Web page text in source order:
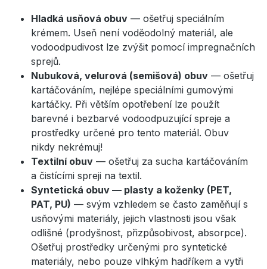
Hladká usňová obuv — ošetřuj speciálním
krémem. Useň není voděodolný materiál, ale
vodoodpudivost lze zvýšit pomocí impregnačních
sprejů.
Nubuková, velurová (semišová) obuv — ošetřuj
kartáčováním, nejlépe speciálními gumovými
kartáčky. Při větším opotřebení lze použít
barevné i bezbarvé vodoodpuzující spreje a
prostředky určené pro tento materiál. Obuv
nikdy nekrémuj!
Textilní obuv — ošetřuj za sucha kartáčováním
a čistícími spreji na textil.
Syntetická obuv — plasty a koženky (PET,
PAT, PU) — svým vzhledem se často zaměňují s
usňovými materiály, jejich vlastnosti jsou však
odlišné (prodyšnost, přizpůsobivost, absorpce).
Ošetřuj prostředky určenými pro syntetické
materiály, nebo pouze vlhkým hadříkem a vytři